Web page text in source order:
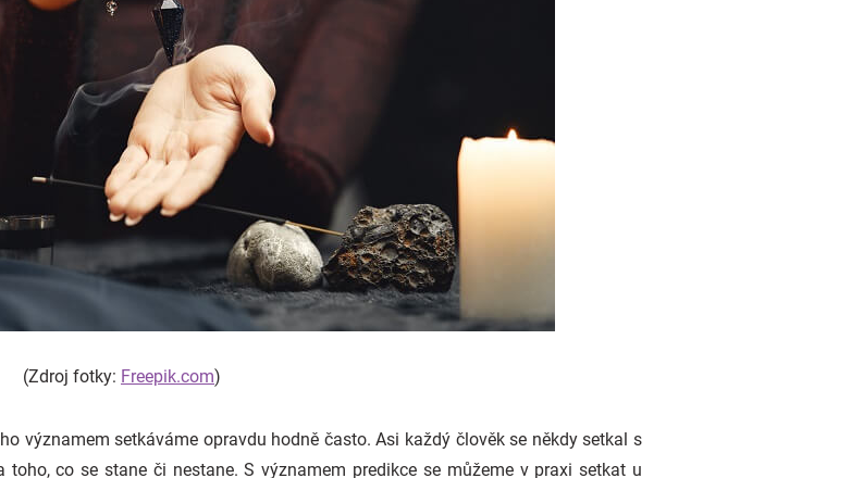
(Zdroj fotky: Freepik.com)
významem setkáváme opravdu hodně často. Asi každý člověk se někdy setkal s
co se stane či nestane. S významem predikce se můžeme v praxi setkat u